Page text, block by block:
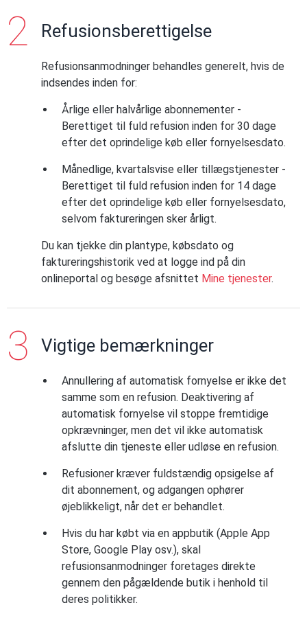
Refusionsberettigelse
Refusionsanmodninger behandles generelt, hvis de
indsendes inden for:
Årlige eller halvårlige abonnementer -
Berettiget til fuld refusion inden for 30 dage
efter det oprindelige køb eller fornyelsesdato.
Månedlige, kvartalsvise eller tillægstjenester -
Berettiget til fuld refusion inden for 14 dage
efter det oprindelige køb eller fornyelsesdato,
selvom faktureringen sker årligt.
Du kan tjekke din plantype, købsdato og
faktureringshistorik ved at logge ind på din
onlineportal og besøge afsnittet Mine tjenester.
Vigtige bemærkninger
Annullering af automatisk fornyelse er ikke det
samme som en refusion. Deaktivering af
automatisk fornyelse vil stoppe fremtidige
opkrævninger, men det vil ikke automatisk
afslutte din tjeneste eller udløse en refusion.
Refusioner kræver fuldstændig opsigelse af
dit abonnement, og adgangen ophører
øjeblikkeligt, når det er behandlet.
Hvis du har købt via en appbutik (Apple App
Store, Google Play osv.), skal
refusionsanmodninger foretages direkte
gennem den pågældende butik i henhold til
deres politikker.